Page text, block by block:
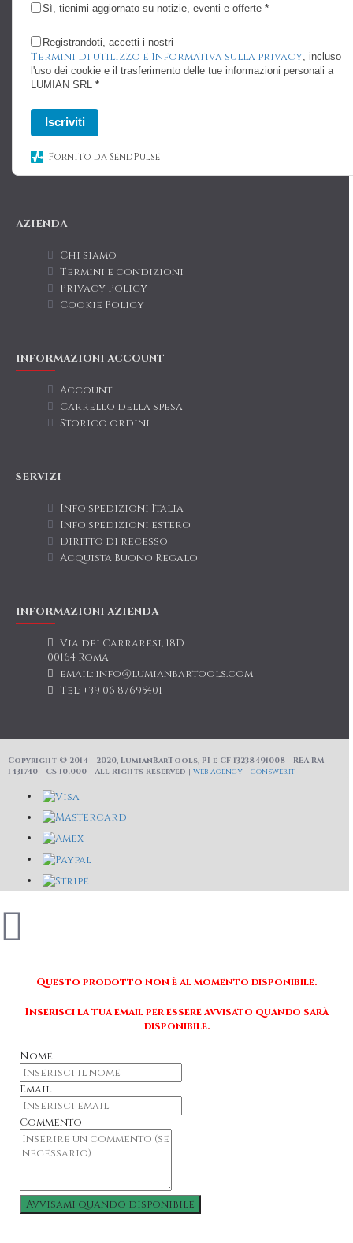
Sì, tienimi aggiornato su notizie, eventi e offerte *
Registrandoti, accetti i nostri
Termini di utilizzo e Informativa sulla privacy , incluso
l'uso dei cookie e il trasferimento delle tue informazioni personali a
LUMIAN SRL
*
Iscriviti
Fornito da SendPulse
AZIENDA
Chi siamo
Termini e condizioni
Privacy Policy
Cookie Policy
INFORMAZIONI ACCOUNT
Account
Carrello della spesa
Storico ordini
SERVIZI
Info spedizioni Italia
Info spedizioni estero
Diritto di recesso
Acquista Buono Regalo
INFORMAZIONI AZIENDA
Via dei Carraresi, 18D
00164 Roma
email: info@lumianbartools.com
Tel: +39 06 87695401
Copyright © 2014 - 2020, LumianBarTools, PI e CF 13238491008 - REA RM-
1431740 - CS 10.000 - All Rights Reserved | web agency - consweb.it
Questo prodotto non è al momento disponibile.
Inserisci la tua email per essere avvisato quando sarà
disponibile.
Nome
Email
Commento
Avvisami quando disponibile